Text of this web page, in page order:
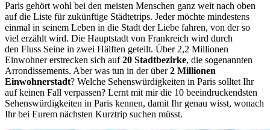
Paris gehört wohl bei den meisten Menschen ganz weit nach oben
auf die Liste für zukünftige Städtetrips. Jeder möchte mindestens
einmal in seinem Leben in die Stadt der Liebe fahren, von der so
viel erzählt wird. Die Hauptstadt von Frankreich wird durch
den Fluss Seine in zwei Hälften geteilt. Über 2,2 Millionen
Einwohner erstrecken sich auf20 Stadtbezirke, die sogenannten
Arrondissements. Aber was tun in der über2 Millionen
Einwohnerstadt? Welche Sehenswürdigkeiten in Paris solltet Ihr
auf keinen Fall verpassen? Lernt mit mir die 10 beeindruckendsten
Sehenswürdigkeiten in Paris kennen, damit Ihr genau wisst, wonach
Ihr bei Eurem nächsten Kurztrip suchen müsst.